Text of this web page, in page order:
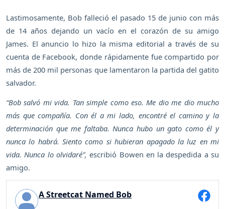
Lastimosamente, Bob falleció el pasado 15 de junio con más
de 14 años dejando un vacío en el corazón de su amigo
James. El anuncio lo hizo la misma editorial a través de su
cuenta de Facebook, donde rápidamente fue compartido por
más de 200 mil personas que lamentaron la partida del gatito
salvador.
“Bob salvó mi vida. Tan simple como eso. Me dio me dio mucho
más que compañía. Con él a mi lado, encontré el camino y la
determinación que me faltaba. Nunca hubo un gato como él y
nunca lo habrá. Siento como si hubieran apagado la luz en mi
vida. Nunca lo olvidaré”, escribió Bowen en la despedida a su
amigo.
A Streetcat Named Bob